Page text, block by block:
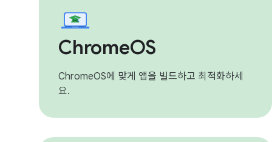
ChromeOS
ChromeOS에 맞게 앱을 빌드하고 최적화하세
요.